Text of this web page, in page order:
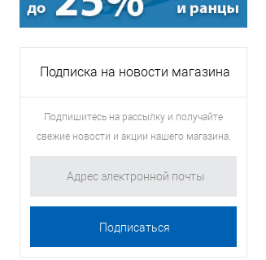
Подписка на новости магазина
Подпишитесь на рассылку и получайте
свежие новости и акции нашего магазина.